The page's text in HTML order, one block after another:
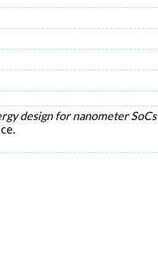
design for nanometer SoCs